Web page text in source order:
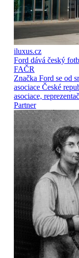
iluxus.cz
Ford dává český
FAČR
Značka Ford se od
asociace České
asociace,
Partner